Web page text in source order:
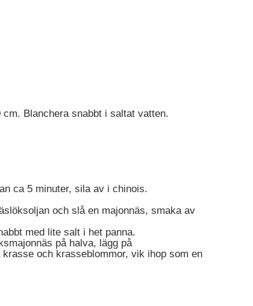
Blanchera snabbt i saltat vatten.
ca 5 minuter, sila av i chinois.
och slå en majonnäs, smaka av
med lite salt i het panna.
på halva, lägg på
och krasseblommor, vik ihop som en